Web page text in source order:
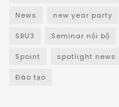
News new year party
SBU3 Seminar nội bộ
Spoint spotlight news
Đào tạo